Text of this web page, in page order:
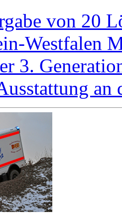
von 20
Westfalen
3.